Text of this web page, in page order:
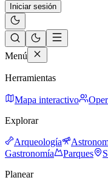
Iniciar sesión
Menú
Herramientas
Mapa interactivo
Explorar
Arqueología
Gastronomía
Parques
Planear